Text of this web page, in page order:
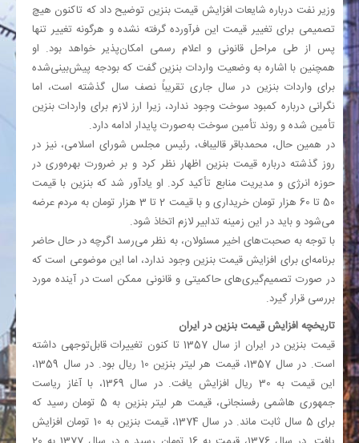
وزیر نفت درباره شایعات افزایش قیمت بنزین توضیح داد که تاکنون هیچ
تصمیمی برای تغییر قیمت این فرآورده گرفته نشده و هرگونه تغییر تنها
پس از طی مراحل قانونی و اعلام رسمی امکان‌پذیر خواهد بود. او
همچنین با اشاره به وضعیت واردات بنزین گفت که بودجه پیش‌بینی‌شده
برای واردات بنزین در سال جاری تقریباً نصف سال گذشته است، اما
نگرانی درباره کمبود سوخت وجود ندارد، زیرا ارز لازم برای واردات بنزین
تأمین شده و روند تأمین سوخت به‌صورت پایدار ادامه دارد.
در همین حال، محمدباقر قالیباف، رئیس مجلس شورای اسلامی، نیز در
روز گذشته درباره قیمت بنزین اظهار نظر کرد و بر ضرورت بهره‌وری در
حوزه انرژی و مدیریت منابع تأکید کرد. او یادآور شد که بنزین با قیمت
50 تا 60 هزار تومان خریداری و با قیمت 2 تا 3 هزار تومان به مردم عرضه
می‌شود و باید در این زمینه تدابیر لازم اتخاذ شود.
با توجه به صحبت‌های اخیر مسئولان، به نظر می‌رسد اگرچه در حال حاضر
برنامه‌ای برای افزایش قیمت بنزین وجود ندارد، اما این موضوعی است که
در صورت تصمیم‌گیری‌های حاکمیتی و قانونی ممکن است در آینده مورد
بررسی قرار گیرد.
تاریخچه افزایش قیمت بنزین در ایران
قیمت بنزین در ایران از سال 1357 تا کنون تغییرات قابل‌توجهی داشته
است. در سال 1357، قیمت هر لیتر بنزین 10 ریال بود. در سال 1359،
این قیمت به 30 ریال افزایش یافت. در سال 1369، با آغاز ریاست
جمهوری هاشمی رفسنجانی، قیمت هر لیتر بنزین به 5 تومان رسید که
برای 5 سال ثابت ماند. در سال 1374، قیمت بنزین به 10 تومان افزایش